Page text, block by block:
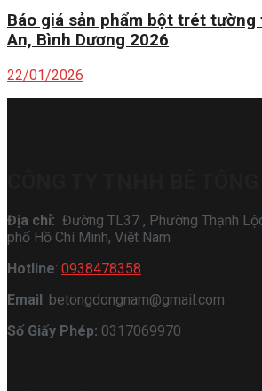
Báo giá sản phẩm bột trét tường
An, Bình Dương 2026
22/01/2026
Địa chỉ: Đường TL37 , Phường Thạnh
phố Hồ Chí Minh, Việt Nam
Hotline: 0938478358
Email: betongdongnam@gmail.com
Số Giấy Phép: 0317069970